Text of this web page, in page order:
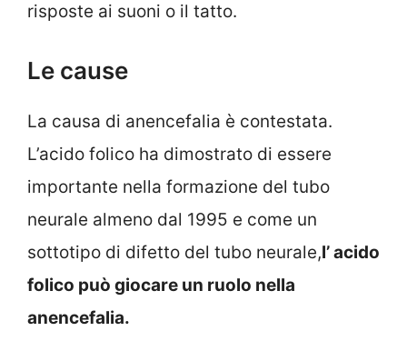
risposte ai suoni o il tatto.
Le cause
La causa di anencefalia è contestata.
L’acido folico ha dimostrato di essere
importante nella formazione del tubo
neurale almeno dal 1995 e come un
sottotipo di difetto del tubo neurale,l’ acido
folico può giocare un ruolo nella
anencefalia.